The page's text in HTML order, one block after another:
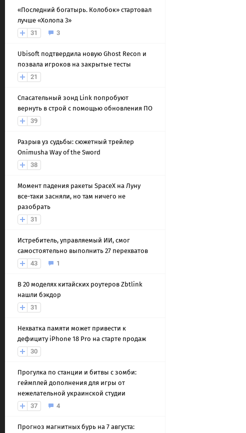
«Последний богатырь. Колобок» стартовал
лучше «Холопа 3»
31
3
Ubisoft подтвердила новую Ghost Recon и
позвала игроков на закрытые тесты
21
Спасательный зонд Link попробуют
вернуть в строй с помощью обновления ПО
39
Разрыв уз судьбы: сюжетный трейлер
Onimusha Way of the Sword
38
Момент падения ракеты SpaceX на Луну
все-таки засняли, но там ничего не
разобрать
31
Истребитель, управляемый ИИ, смог
самостоятельно выполнить 27 перехватов
43
1
В 20 моделях китайских роутеров Zbtlink
нашли бэкдор
31
Нехватка памяти может привести к
дефициту iPhone 18 Pro на старте продаж
30
Прогулка по станции и битвы с зомби:
геймплей дополнения для игры от
нежелательной украинской студии
37
4
Прогноз магнитных бурь на 7 августа: